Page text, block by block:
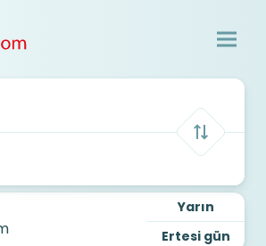
Yarın
Ertesi gün